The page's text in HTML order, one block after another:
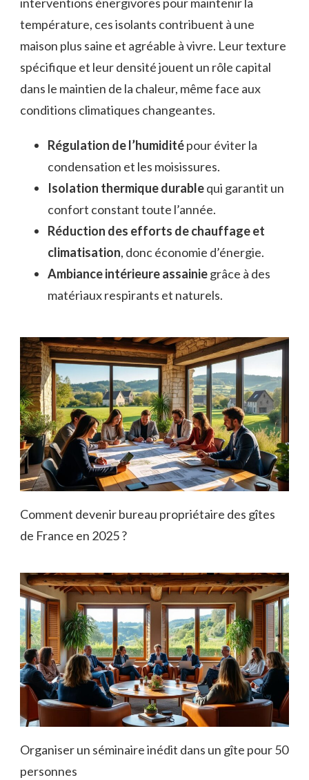
température, ces isolants contribuent à une
maison plus saine et agréable à vivre. Leur texture
spécifique et leur densité jouent un rôle capital
dans le maintien de la chaleur, même face aux
conditions climatiques changeantes.
Régulation de l’humiditépour éviter la
condensation et les moisissures.
Isolation thermique durablequi garantit un
confort constant toute l’année.
Réduction des efforts de chauffage et
climatisation, donc économie d’énergie.
Ambiance intérieure assainiegrâce à des
matériaux respirants et naturels.
Comment devenir bureau propriétaire des gîtes
de France en 2025 ?
Organiser un séminaire inédit dans un gîte pour 50
personnes